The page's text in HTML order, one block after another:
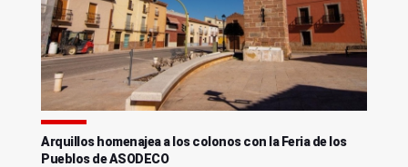
Arquillos homenajea a los colonos con la Feria de los
Pueblos de ASODECO